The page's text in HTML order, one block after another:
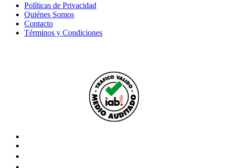
Políticas de Privacidad
Quiénes Somos
Contacto
Términos y Condiciones